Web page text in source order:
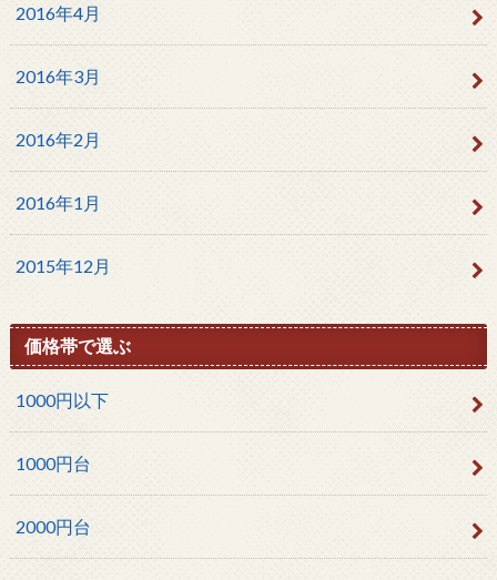
2016年4月
2016年3月
2016年2月
2016年1月
2015年12月
価格帯で選ぶ
1000円以下
1000円台
2000円台